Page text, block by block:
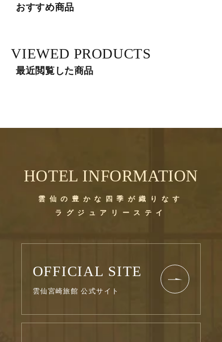
おすすめ商品
VIEWED PRODUCTS
最近閲覧した商品
HOTEL INFORMATION
雲仙の豊かな四季が織りなす
ラグジュアリーステイ
OFFICIAL SITE
雲仙宮崎旅館 公式サイト